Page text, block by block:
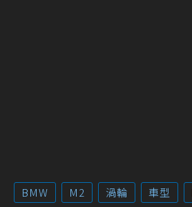
BMW M2 渦輪 車型